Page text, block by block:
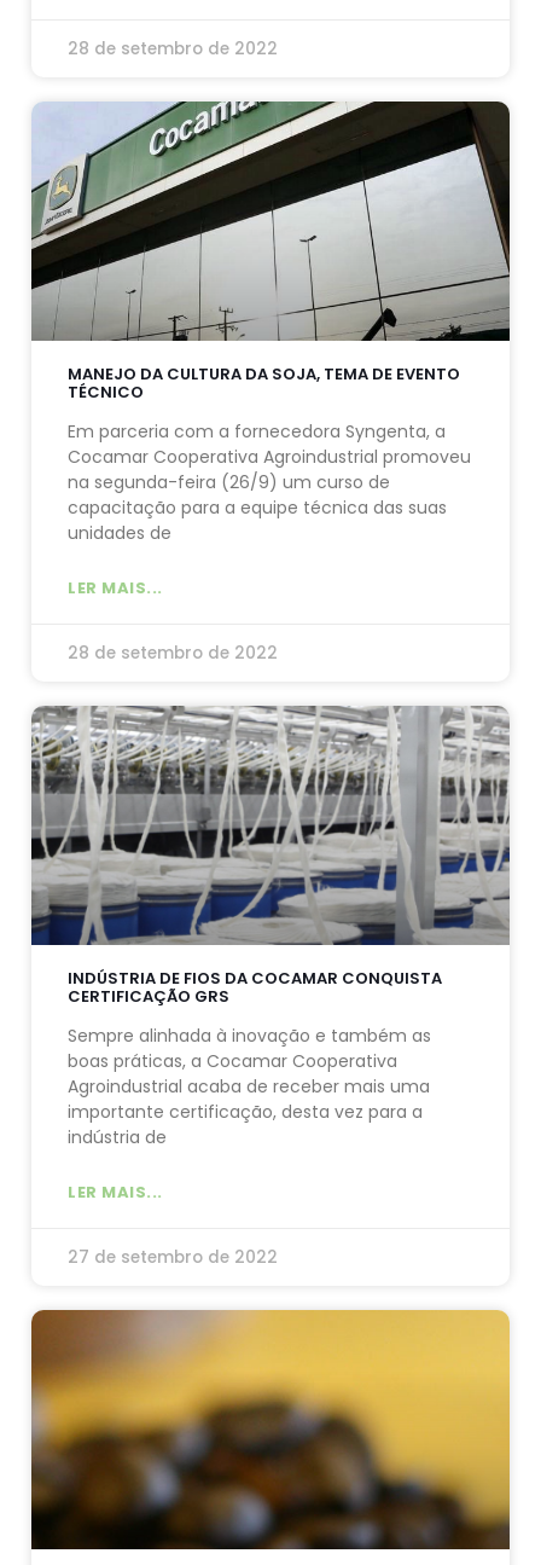
28 de setembro de 2022
MANEJO DA CULTURA DA SOJA, TEMA DE EVENTO
TÉCNICO
Em parceria com a fornecedora Syngenta, a
Cocamar Cooperativa Agroindustrial promoveu
na segunda-feira (26/9) um curso de
capacitação para a equipe técnica das suas
unidades de
LER MAIS...
28 de setembro de 2022
INDÚSTRIA DE FIOS DA COCAMAR CONQUISTA
CERTIFICAÇÃO GRS
Sempre alinhada à inovação e também as
boas práticas, a Cocamar Cooperativa
Agroindustrial acaba de receber mais uma
importante certificação, desta vez para a
indústria de
LER MAIS...
27 de setembro de 2022